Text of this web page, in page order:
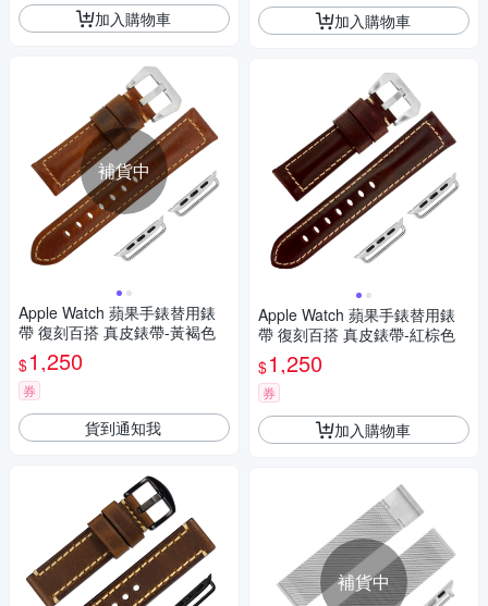
加入購物車
補貨中
Apple Watch 蘋果手錶替用錶
帶 復刻百搭 真皮錶帶-黃褐色
$1,250
券
貨到通知我
加入購物車
Apple Watch 蘋果手錶替用錶
帶 復刻百搭 真皮錶帶-紅棕色
$1,250
券
加入購物車
補貨中